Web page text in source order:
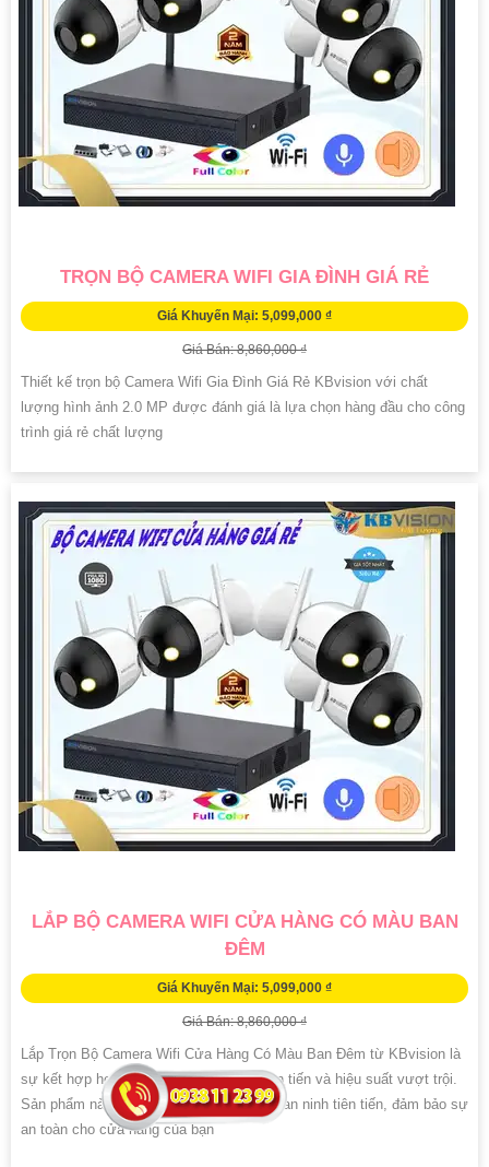
TRỌN BỘ CAMERA WIFI GIA ĐÌNH GIÁ RẺ
Giá Khuyến Mại: 5,099,000 ₫
Giá Bán: 8,860,000 ₫
Thiết kế trọn bộ Camera Wifi Gia Đình Giá Rẻ KBvision với chất
lượng hình ảnh 2.0 MP được đánh giá là lựa chọn hàng đầu cho công
trình giá rẻ chất lượng
LẮP BỘ CAMERA WIFI CỬA HÀNG CÓ MÀU BAN
ĐÊM
Giá Khuyến Mại: 5,099,000 ₫
Giá Bán: 8,860,000 ₫
Lắp Trọn Bộ Camera Wifi Cửa Hàng Có Màu Ban Đêm từ KBvision là
sự kết hợp hoàn hảo giữa công nghệ tiên tiến và hiệu suất vượt trội.
Sản phẩm này tích hợp nhiều công nghệ an ninh tiên tiến, đảm bảo sự
an toàn cho cửa hàng của bạn